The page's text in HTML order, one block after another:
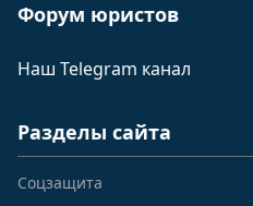
Форум юристов
Наш Telegram канал
Разделы сайта
Соцзащита